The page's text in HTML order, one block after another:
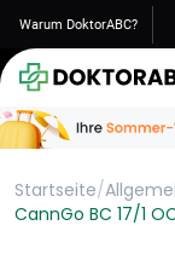
Warum DoktorABC?
Startseite/
CannGo BC 17/1